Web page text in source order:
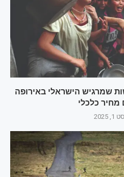
שמרגיש הישראלי באירופה
מחיר כלכלי
2025